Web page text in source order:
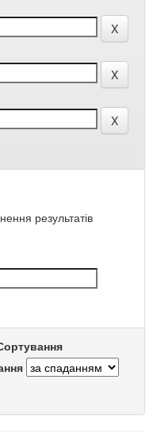
результатів